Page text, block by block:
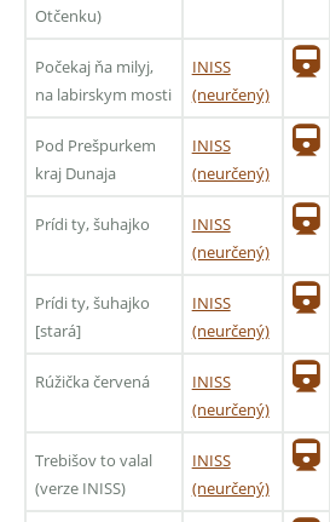
Otčenku)
Počekaj ňa milyj,
na labirskym mosti
INISS
(neurčený)
Pod Prešpurkem
kraj Dunaja
INISS
(neurčený)
Prídi ty, šuhajko
INISS
(neurčený)
Prídi ty, šuhajko
[stará]
INISS
(neurčený)
Rúžička červená
INISS
(neurčený)
Trebišov to valal
(verze INISS)
INISS
(neurčený)